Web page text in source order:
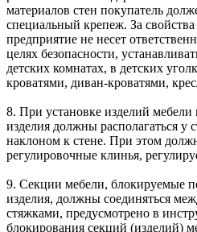
материалов стен покупатель
специальный крепеж. За свойства
предприятие не несет
целях безопасности,
детских комнатах, в детских
кроватями, диван-кроватями,
8. При установке изделий
изделия должны располагаться у
наклоном к стене. При этом
регулировочные клинья,
9. Секции мебели, блокируемые
изделия, должны соединяться
стяжками, предусмотрено в
блокирования секций (изделий)